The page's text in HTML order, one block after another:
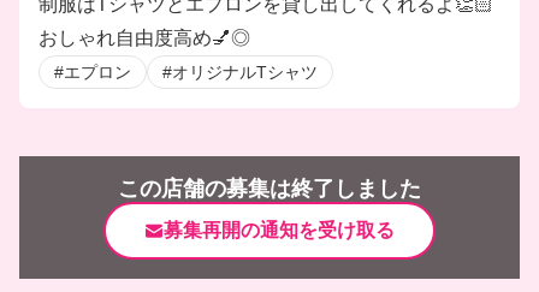
おしゃれ自由度高め💅◎
#エプロン #オリジナルTシャツ
この店舗の募集は終了しました
募集再開の通知を受け取る